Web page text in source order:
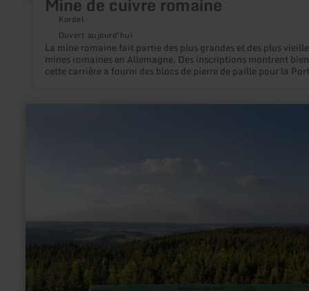
Kordel
Ouvert aujourd'hui
La mine romaine fait partie des plus grandes et des plus
mines romaines en Allemagne. Des inscriptions montrent
cette carrière a fourni des blocs de pierre de paille pour la
„Zur